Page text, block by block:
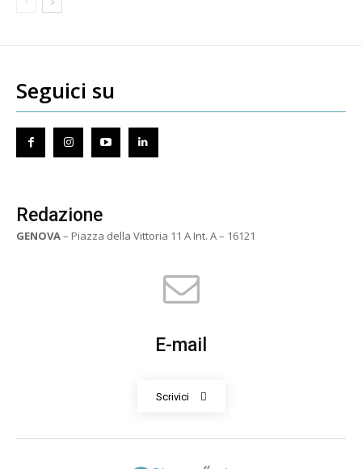
Seguici su
Redazione
GENOVA– Piazza della Vittoria 11 A Int. A – 16121
E-mail
Scrivici